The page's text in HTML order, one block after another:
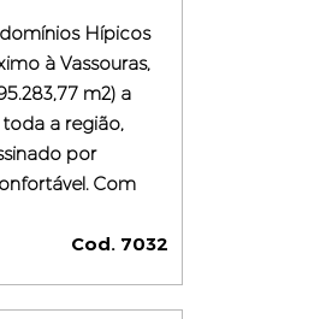
Hípicos
à Vassouras,
m2) a
a região,
por
Com
Cod. 7032